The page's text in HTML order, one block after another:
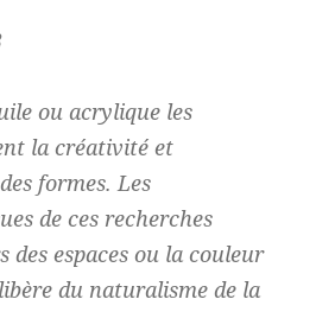
ou acrylique les
la créativité et
formes. Les
de ces recherches
des espaces ou la couleur
du naturalisme de la